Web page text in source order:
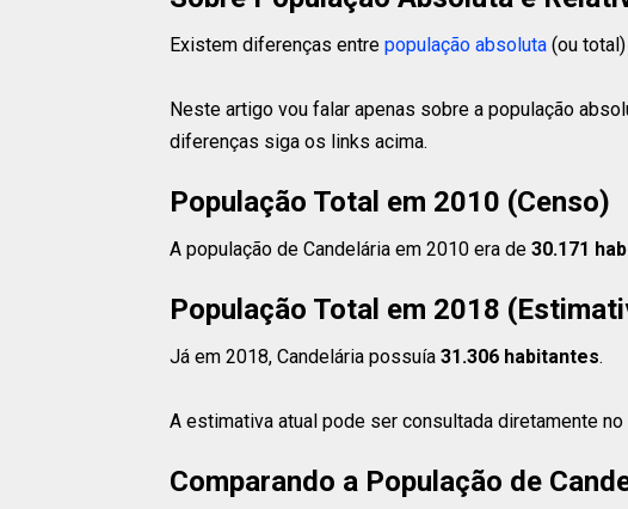
Existem diferenças entre população absoluta (ou
Neste artigo vou falar apenas sobre a população
diferenças siga os links acima.
População Total em 2010 (Censo)
A população de Candelária em 2010 era de 30.171
População Total em 2018
Já em 2018, Candelária possuía 31.306 habitantes.
A estimativa atual pode ser consultada diretamente
Comparando a População de